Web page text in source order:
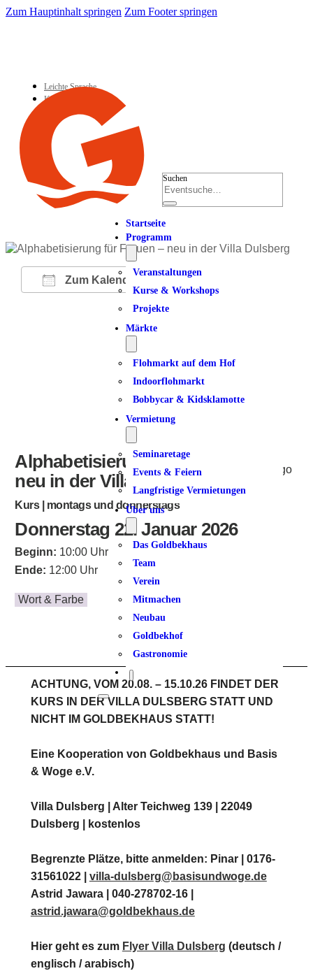
Zum Hauptinhalt springen Zum Footer springen
Leichte Sprache
Kontakt
Suchen
Startseite
Programm
Veranstaltungen
Kurse & Workshops
Projekte
Märkte
Flohmarkt auf dem Hof
Indoorflohmarkt
Bobbycar & Kidsklamotte
Vermietung
Seminaretage
Events & Feiern
Langfristige Vermietungen
Über uns
Das Goldbekhaus
Team
Verein
Mitmachen
Neubau
Goldbekhof
Gastronomie
Zum Kalender hinzufügen
ICS herunterladen
Google Kalender
iCalendarOffice 365
Alphabetisierung für Frauen –
neu in der Villa Dulsberg
Kurs | montags und donnerstags
Donnerstag 22. Januar 2026
Beginn: 10:00 Uhr
Ende: 12:00 Uhr
Wort & Farbe
ACHTUNG, VOM 20.08. – 15.10.26 FINDET DER
KURS IN DER VILLA DULSBERG STATT UND
NICHT IM GOLDBEKHAUS STATT!
Eine Kooperation von Goldbekhaus und Basis
& Woge e.V.
Villa Dulsberg | Alter Teichweg 139 | 22049
Dulsberg | kostenlos
Begrenzte Plätze, bitte anmelden: Pinar | 0176-
31561022 | villa-dulsberg@basisundwoge.de
Astrid Jawara | 040-278702-16 |
astrid.jawara@goldbekhaus.de
Hier geht es zum Flyer Villa Dulsberg (deutsch /
englisch / arabisch)